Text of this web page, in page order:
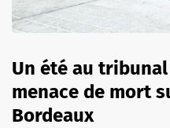
Un été au
menace de mort
Bordeaux